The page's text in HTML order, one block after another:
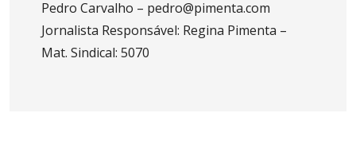
Pedro Carvalho – pedro@pimenta.com
Jornalista Responsável: Regina Pimenta –
Mat. Sindical: 5070